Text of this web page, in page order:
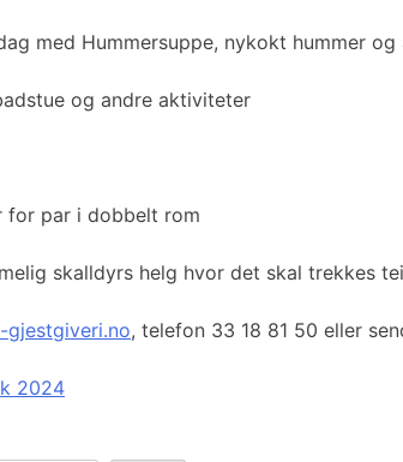
med Hummersuppe, nykokt hummer
og andre aktiviteter
for par i dobbelt rom
skalldyrs helg hvor det skal trekkes
gjestgiveri.no, telefon 33 18 81 50 eller
2024